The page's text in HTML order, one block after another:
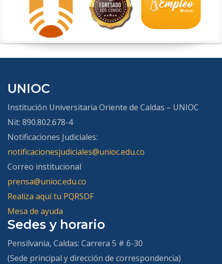
UNIOC
Institución Universitaria Oriente de Caldas – UNIOC
Nit: 890.802.678-4
Notificaciones Judiciales:
notificacionesjudiciales@unioc.edu.co
Correo institucional
prensa@unioc.edu.co
Realiza aquí tu PQRSDF
Mesa de ayuda
Sedes y horario
Pensilvania, Caldas: Carrera 5 # 6-30
(Sede principal y dirección de correspondencia)